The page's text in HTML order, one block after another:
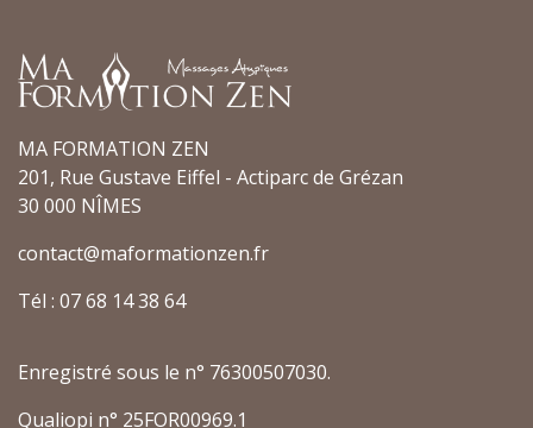
MA FORMATION ZEN
201, Rue Gustave Eiffel - Actiparc de Grézan
30 000 NÎMES
contact@maformationzen.fr
Tél : 07 68 14 38 64
Enregistré sous le n° 76300507030.
Qualiopi n° 25FOR00969.1